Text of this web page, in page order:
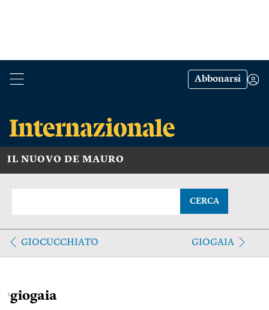
Abbonarsi
IL NUOVO DE MAURO
CERCA
GIOCUCCHIATO GIOGAIA
1giogaia